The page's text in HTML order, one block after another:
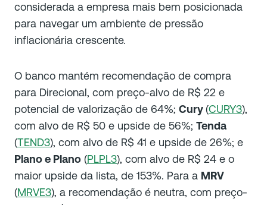
considerada a empresa mais bem posicionada
para navegar um ambiente de pressão
inflacionária crescente.
O banco mantém recomendação de compra
para Direcional, com preço-alvo de R$ 22 e
potencial de valorização de 64%; Cury(CURY3),
com alvo de R$ 50 e upside de 56%; Tenda
(TEND3), com alvo de R$ 41 e upside de 26%; e
Plano e Plano (PLPL3), com alvo de R$ 24 e o
maior upside da lista, de 153%. Para a MRV
(MRVE3), a recomendação é neutra, com preço-